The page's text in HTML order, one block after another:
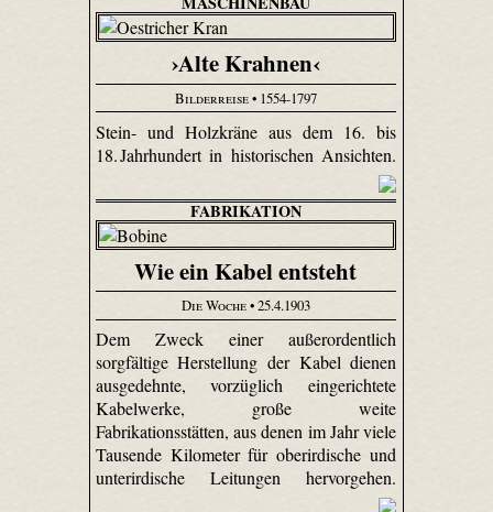
›Alte Krahnen‹
Bilderreise• 1554-1797
Stein- und Holzkräne aus dem 16. bis
18. Jahrhundert in historischen Ansichten.
FABRIKATION
Wie ein Kabel entsteht
Die Woche• 25.4.1903
Dem Zweck einer außerordentlich
sorgfältige Herstellung der Kabel dienen
ausgedehnte, vorzüglich eingerichtete
Kabelwerke, große weite
Fabrikationsstätten, aus denen im Jahr viele
Tausende Kilometer für oberirdische und
unterirdische Leitungen hervorgehen.